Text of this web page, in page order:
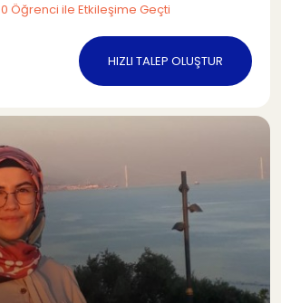
0 Öğrenci ile Etkileşime Geçti
HIZLI TALEP OLUŞTUR